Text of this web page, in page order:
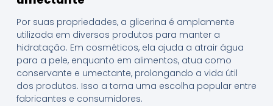
Por suas propriedades, a glicerina é amplamente
utilizada em diversos produtos para manter a
hidratação. Em cosméticos, ela ajuda a atrair água
para a pele, enquanto em alimentos, atua como
conservante e umectante, prolongando a vida útil
dos produtos. Isso a torna uma escolha popular entre
fabricantes e consumidores.